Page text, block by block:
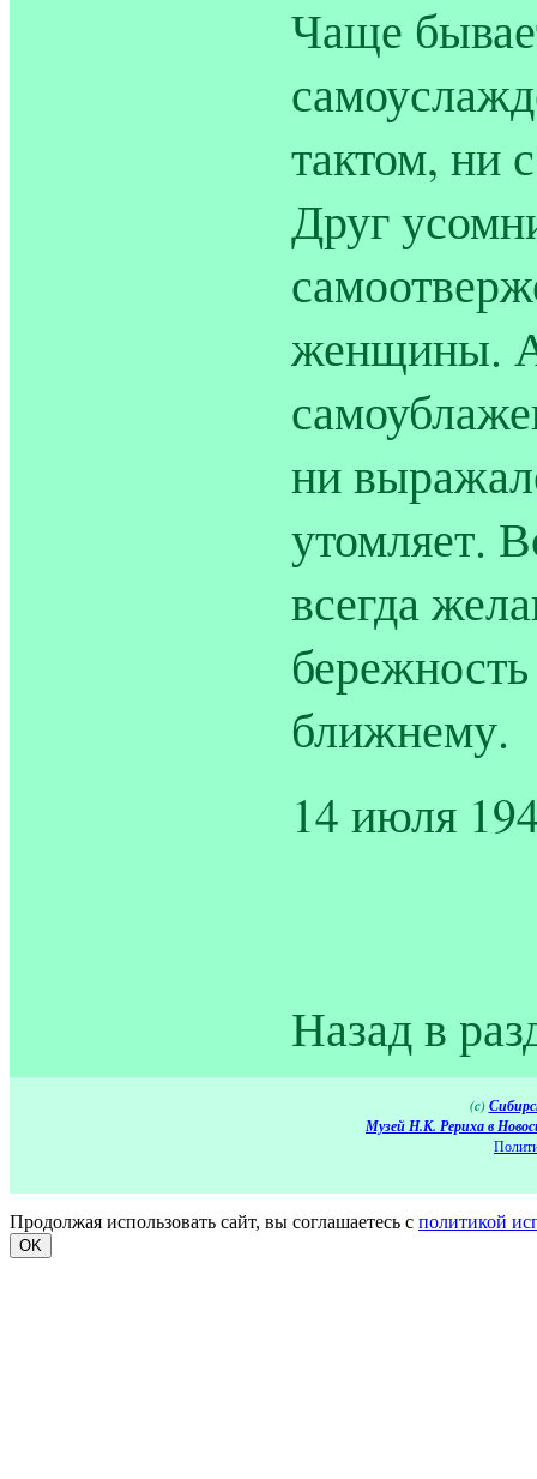
Чаще
тактом, ни
Друг
женщины.
ни
утомляет.
всегда
ближнему.
14 июля
Назад в
(c)
Музей Н.К. Рериха в
Продолжая использовать сайт, вы соглашаетесь с политикой
OK